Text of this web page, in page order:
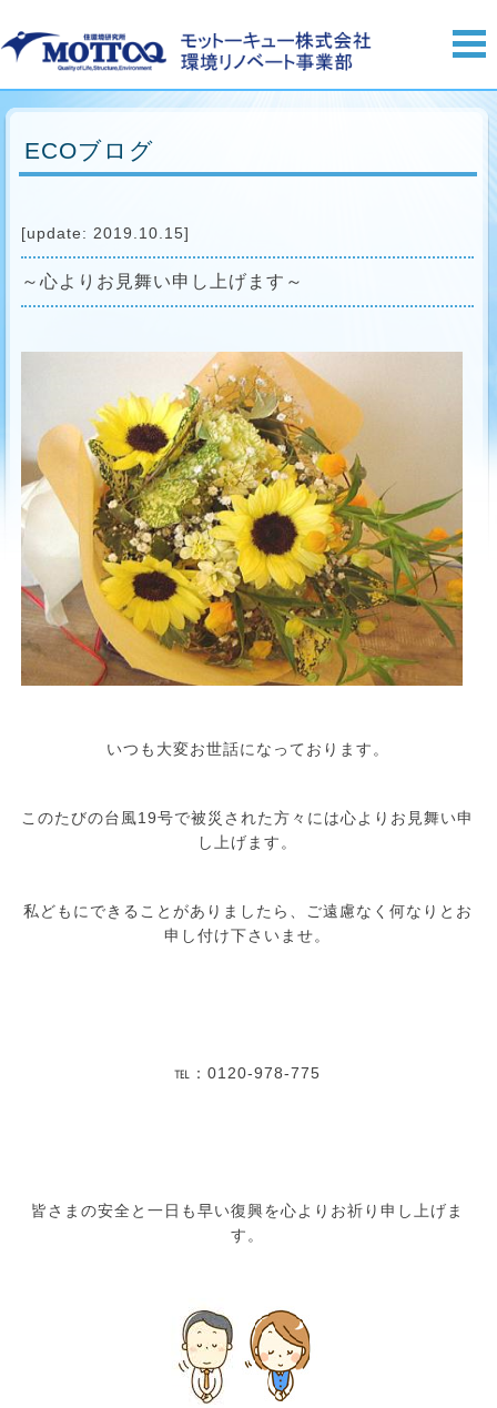
ECOブログ
[update: 2019.10.15]
～心よりお見舞い申し上げます～
いつも大変お世話になっております。
このたびの台風19号で被災された方々には心よりお見舞い申
し上げます。
私どもにできることがありましたら、ご遠慮なく何なりとお
申し付け下さいませ。
℡：0120-978-775
皆さまの安全と一日も早い復興を心よりお祈り申し上げま
す。